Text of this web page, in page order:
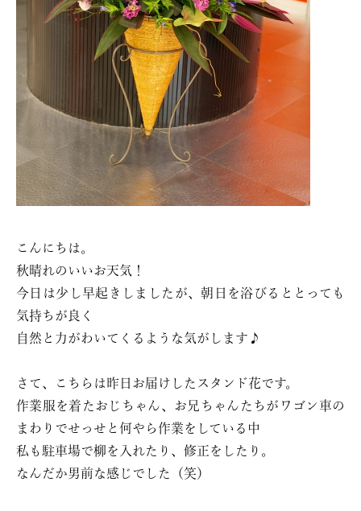
こんにちは。
秋晴れのいいお天気！
今日は少し早起きしましたが、朝日を浴びるととっても
気持ちが良く
自然と力がわいてくるような気がします♪
さて、こちらは昨日お届けしたスタンド花です。
作業服を着たおじちゃん、お兄ちゃんたちがワゴン車の
まわりでせっせと何やら作業をしている中
私も駐車場で柳を入れたり、修正をしたり。
なんだか男前な感じでした（笑）